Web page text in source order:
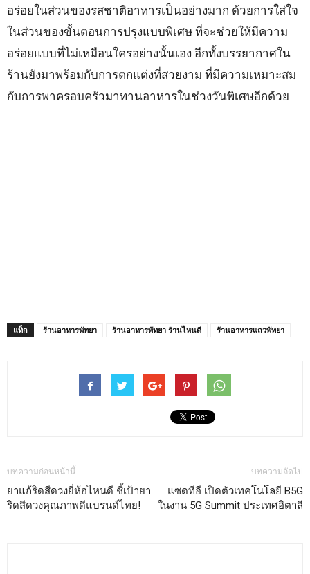
อร่อยในส่วนของรสชาติอาหารเป็นอย่างมาก ด้วยการใส่ใจ
ในส่วนของขั้นตอนการปรุงแบบพิเศษ ที่จะช่วยให้มีความ
อร่อยแบบที่ไม่เหมือนใครอย่างนั้นเอง อีกทั้งบรรยากาศใน
ร้านยังมาพร้อมกับการตกแต่งที่สวยงาม ที่มีความเหมาะสม
กับการพาครอบครัวมาทานอาหารในช่วงวันพิเศษอีกด้วย
แท็ก ร้านอาหารพัทยา ร้านอาหารพัทยา ร้านไหนดี ร้านอาหารแถวพัทยา
บทความก่อนหน้านี้
ยาแก้ริดสีดวงยี่ห้อไหนดี ชี้เป้ายา
ริดสีดวงคุณภาพดีแบรนด์ไทย!
บทความถัดไป
แซดทีอี เปิดตัวเทคโนโลยี B5G
ในงาน 5G Summit ประเทศอิตาลี